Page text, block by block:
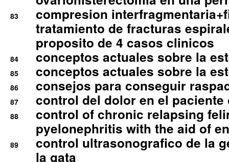
83
compresion
tratamiento de fracturas
proposito de 4 casos clinicos
84 conceptos actuales sobre la
85 conceptos actuales sobre la
86 consejos para conseguir
87 control del dolor en el
88
control of chronic relapsing
pyelonephritis with the aid of
89
control ultrasonografico de la
la gata